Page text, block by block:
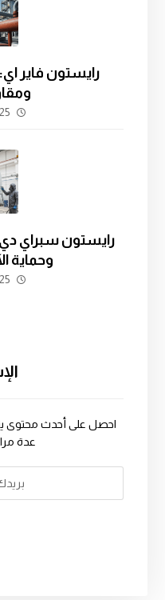
رايستون فاير
وحماية
احصل على أحدث محتوى
عدة